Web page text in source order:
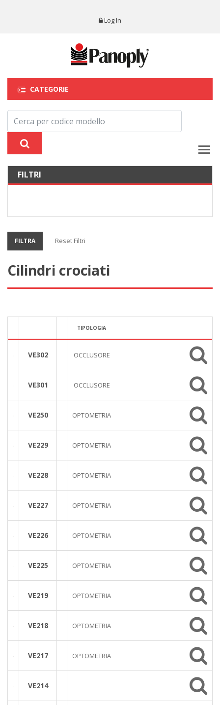
Log In
CATEGORIE
FILTRI
FILTRA Reset Filtri
Cilindri crociati
TIPOLOGIA
VE302 OCCLUSORE
VE301 OCCLUSORE
VE250 OPTOMETRIA
VE229 OPTOMETRIA
VE228 OPTOMETRIA
VE227 OPTOMETRIA
VE226 OPTOMETRIA
VE225 OPTOMETRIA
VE219 OPTOMETRIA
VE218 OPTOMETRIA
VE217 OPTOMETRIA
VE214